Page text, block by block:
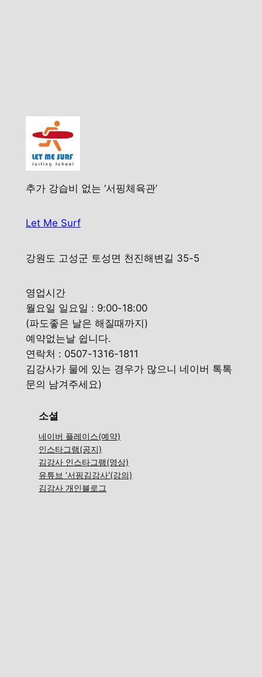
추가 강습비 없는 ‘서핑체육관’
Let Me Surf
강원도 고성군 토성면 천진해변길 35-5
영업시간
월요일 일요일 : 9:00-18:00
(파도좋은 날은 해질때까지)
예약없는날 쉽니다.
연락처 : 0507-1316-1811
김강사가 물에 있는 경우가 많으니 네이버 톡톡
문의 남겨주세요)
소셜
네이버 플레이스(예약)
인스타그램(공지)
김강사 인스타그램(영상)
유튜브 ‘서핑김강사'(강의)
김강사 개인블로그